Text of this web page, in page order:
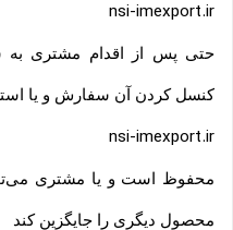
nsi-imexport.ir
حتی پس از اقدام مشتری به
کنسل کردن آن سفارش و یا
nsi-imexport.ir
محفوظ است و یا مشتری
محصول دیگری را جایگزین کند